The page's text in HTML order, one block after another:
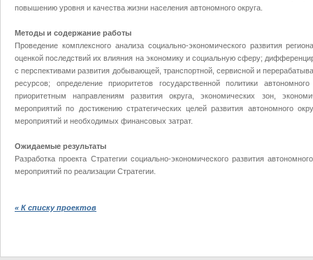
повышению уровня и качества жизни населения автономного округа.
Методы и содержание работы
Проведение комплексного анализа социально-экономического развития
оценкой последствий их влияния на экономику и социальную сферу;
с перспективами развития добывающей, транспортной, сервисной и
ресурсов; определение приоритетов государственной политики
приоритетным направлениям развития округа, экономических зон,
мероприятий по достижению стратегических целей развития автономного
мероприятий и необходимых финансовых затрат.
Ожидаемые результаты
Разработка проекта Стратегии социально-экономического развития
мероприятий по реализации Стратегии.
« К списку проектов